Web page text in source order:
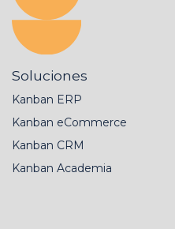
Soluciones
Kanban ERP
Kanban eCommerce
Kanban CRM
Kanban Academia